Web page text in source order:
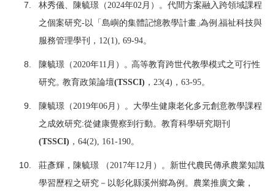
林秀儀、陳毓璟（2024年02月）。代間方案融入跨領域課程
之個案研究-以 「島嶼的集體記憶教學計畫 」為例 。福祉科技與
服務管理學刊， 12(1), 69-94。
陳毓璟（2020年11 月） 。 高等教育跨世代教學模式之可行性
研究。教育政策論壇(TSSCI) ， 23(4) ， 63-95。
陳毓璟（2019年06月）。大學生健康老化多元創意教學課程
之成效研究:從健康覺察到行動。教育科學研究期刊
(TSSCI) ， 64(2), 161-190。
莊彥輝，陳毓璟 （2017年12月）。新世代農民傳承農業知識
學習歷程之研究－以彰化縣溪州鄉為例。農業推廣文彙 ，